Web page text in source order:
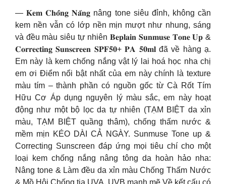
— 𝐊𝐞𝐦 𝐂𝐡𝐨̂́𝐧𝐠 𝐍𝐚̆́𝐧𝐠 nâng tone siêu đỉnh, không cần
kem nền vẫn có lớp nền mịn mượt như nhung, sáng
và đều màu siêu tự nhiên 𝐁𝐞𝐩𝐥𝐚𝐢𝐧 𝐒𝐮𝐧𝐦𝐮𝐬𝐞 𝐓𝐨𝐧𝐞 𝐔𝐩 &
𝐂𝐨𝐫𝐫𝐞𝐜𝐭𝐢𝐧𝐠 𝐒𝐮𝐧𝐬𝐜𝐫𝐞𝐞𝐧 𝐒𝐏𝐅𝟓𝟎+ 𝐏𝐀 𝟓𝟎𝐦𝐥 đã về hàng ạ.
Em này là kem chống nắng vật lý lai hoá học nha chị
em ơi Điểm nổi bật nhất của em này chính là texture
màu tím – thành phần có nguồn gốc từ Cà Rốt Tím
Hữu Cơ Áp dụng nguyên lý màu sắc, em này hoạt
động như một bộ lọc da tự nhiên (TẠM BIỆT da xỉn
màu, TẠM BIỆT quầng thâm), chống thấm nước &
mềm mịn KÉO DÀI CẢ NGÀY. Sunmuse Tone up &
Correcting Sunscreen đáp ứng mọi tiêu chí cho một
loại kem chống nắng nâng tông da hoàn hảo nha:
Nâng tone & Làm đều da xỉn màu Chống Thấm Nước
& Mồ Hôi Chống tia UVA, UVB mạnh mẽ Về kết cấu có